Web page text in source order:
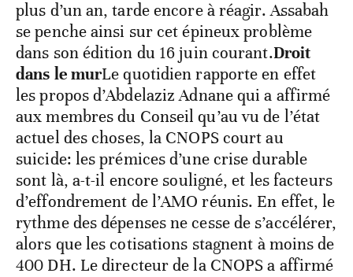
plus d’un an, tarde encore à réagir. Assabah
se penche ainsi sur cet épineux problème
dans son édition du 16 juin courant.Droit
dans le murLe quotidien rapporte en effet
les propos d’Abdelaziz Adnane qui a affirmé
aux membres du Conseil qu’au vu de l’état
actuel des choses, la CNOPS court au
suicide: les prémices d’une crise durable
sont là, a-t-il encore souligné, et les facteurs
d’effondrement de l’AMO réunis. En effet, le
rythme des dépenses ne cesse de s’accélérer,
alors que les cotisations stagnent à moins de
400 DH. Le directeur de la CNOPS a affirmé